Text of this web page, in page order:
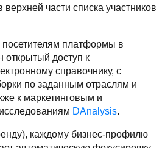
части списка участников
платформы в
открытый доступ к
справочнику, с
по заданным отраслям и
к маркетинговым и
DAnalysis.
каждому бизнес-профилю